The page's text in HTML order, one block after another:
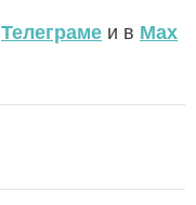
Телеграме и в Max